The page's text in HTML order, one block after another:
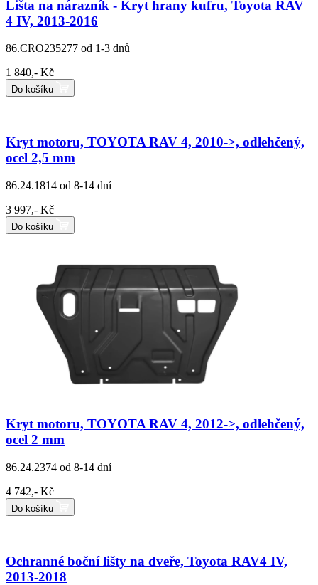
Lišta na nárazník - Kryt hrany kufru, Toyota RAV
4 IV, 2013-2016
86.CRO235277 od 1-3 dnů
1 840,- Kč
Do košíku
Kryt motoru, TOYOTA RAV 4, 2010->, odlehčený,
ocel 2,5 mm
86.24.1814 od 8-14 dní
3 997,- Kč
Do košíku
Kryt motoru, TOYOTA RAV 4, 2012->, odlehčený,
ocel 2 mm
86.24.2374 od 8-14 dní
4 742,- Kč
Do košíku
Ochranné boční lišty na dveře, Toyota RAV4 IV,
2013-2018